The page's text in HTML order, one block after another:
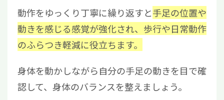
動作をゆっくり丁寧に繰り返すと手足の位置や
動きを感じる感覚が強化され、歩行や日常動作
のふらつき軽減に役立ちます。
身体を動かしながら自分の手足の動きを目で確
認して、身体のバランスを整えましょう。